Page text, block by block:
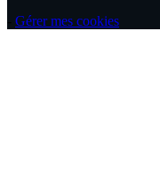
Gérer mes cookies